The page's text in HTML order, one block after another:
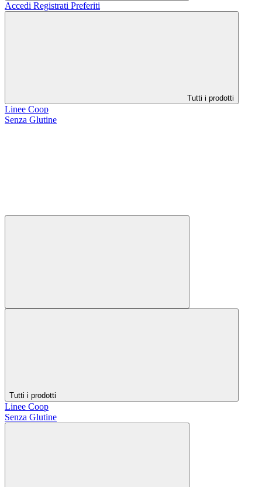
Accedi Registrati Preferiti
Tutti i prodotti
Linee Coop
Senza Glutine
Tutti i prodotti
Linee Coop
Senza Glutine